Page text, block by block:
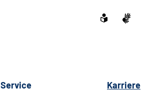
Service Karriere